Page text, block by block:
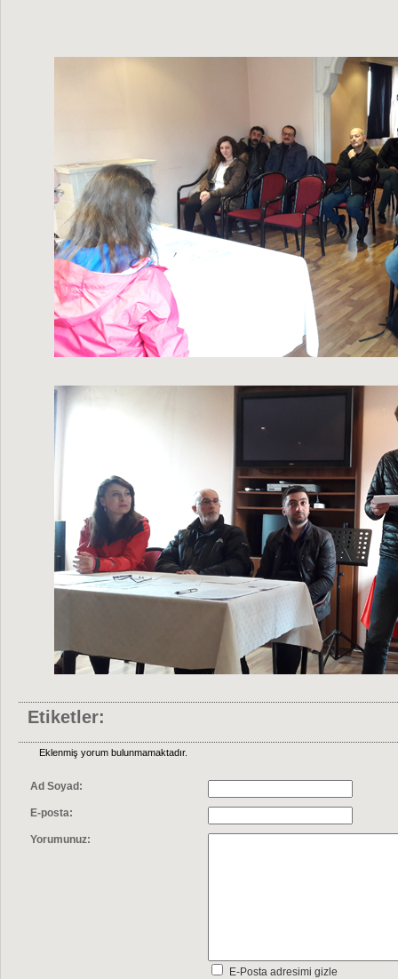
Etiketler:
Eklenmiş yorum bulunmamaktadır.
Ad Soyad:
E-posta:
Yorumunuz:
E-Posta adresimi gizle